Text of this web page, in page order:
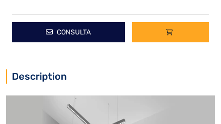
CONSULTA
Description